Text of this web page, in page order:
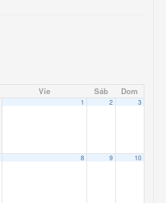
Vie Sáb Dom
1 2 3
8 9 10